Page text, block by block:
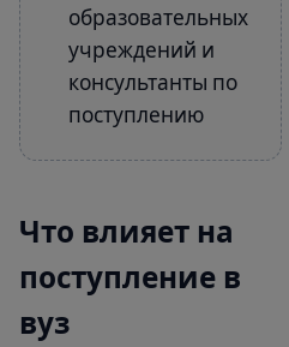
образовательных
учреждений и
консультанты по
поступлению
Что влияет на
поступление в
вуз